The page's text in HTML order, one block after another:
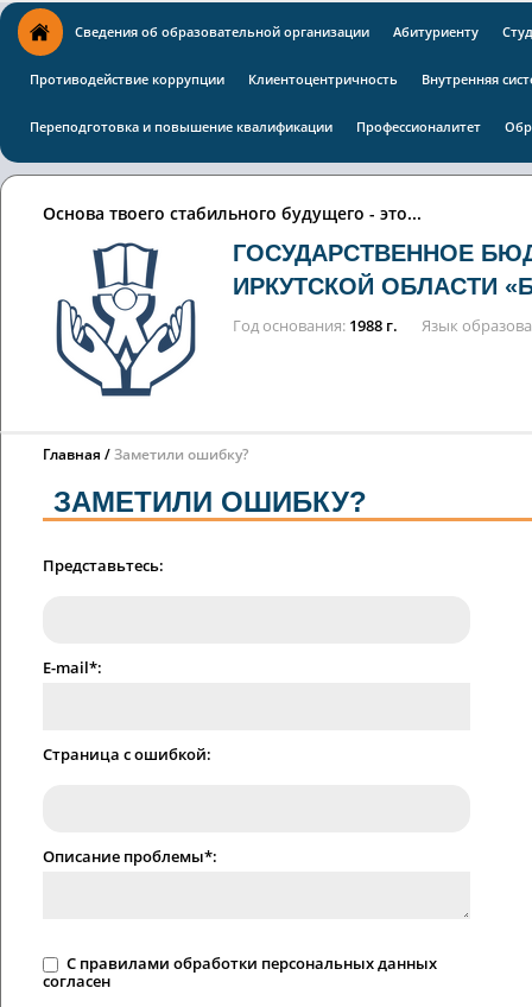
Сведения об образовательной организации Абитуриенту
Противодействие коррупции Клиентоцентричность Внутренняя
Переподготовка и повышение квалификации Профессионалитет
Основа твоего стабильного будущего - это...
ГОСУДАРСТВЕННОЕ
ИРКУТСКОЙ ОБЛАСТИ
Год основания 1988 г. Язык
Главная Заметили ошибку?
ЗАМЕТИЛИ ОШИБКУ?
Представьтесь:
E-mail*:
Страница с ошибкой:
Описание проблемы*:
C правилами обработки персональных данных
согласен